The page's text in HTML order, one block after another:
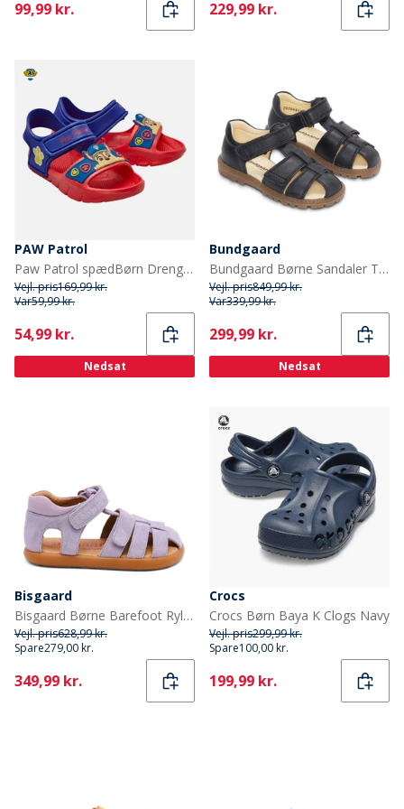
Current
99,99 kr. Current
229,99 kr.
PAW Patrol
Paw Patrol spædBørn Drenge ankelrem sandaler Rød
Vejl. pris169,99 kr.
Var59,99 kr.
Current
54,99 kr.
Nedsat
Bundgaard
Bundgaard Børne Sandaler Tritu II Sort Ws
Vejl. pris849,99 kr.
Var339,99 kr.
Current
299,99 kr.
Nedsat
Bisgaard
Bisgaard Børne Barefoot Ryle Sandaler Violet
Vejl. pris628,99 kr.
Spare279,00 kr.
Current
349,99 kr.
Crocs
Crocs Børn Baya K Clogs Navy
Vejl. pris299,99 kr.
Spare100,00 kr.
Current
199,99 kr.